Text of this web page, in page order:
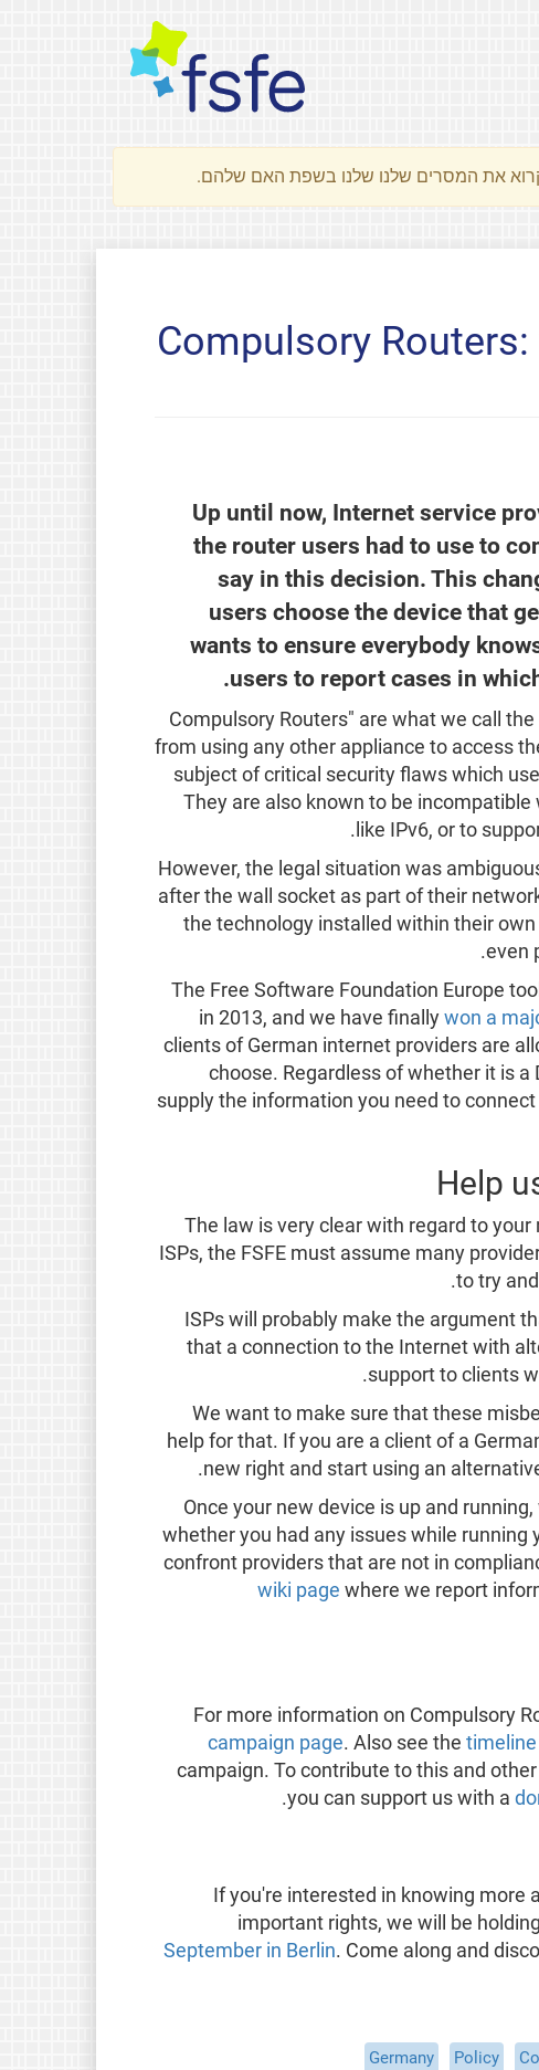
Compulsory
Up until now, Internet service
the router users had to use to
say in this decision. This
users choose the device that
wants to ensure everybody
users to report cases in
"Compulsory Routers" are what we call
from using any other appliance to access
subject of critical security flaws which
They are also known to be
like IPv6, or to
However, the legal situation was
after the wall socket as part of their
the technology installed within their
even
The Free Software Foundation Europe
in 2013, and we have finallywon a
clients of German internet providers are
choose. Regardless of whether it is
supply the information you need to
Help
The law is very clear with regard to
ISPs, the FSFE must assume many
to try
ISPs will probably make the argument
that a connection to the Internet with
support to clients
We want to make sure that these
help for that. If you are a client of a
new right and start using an
Once your new device is up and
whether you had any issues while running
confront providers that are not in
wiki page where we report
For more information on Compulsory
campaign page. Also see the
campaign. To contribute to this and
you can support us with a
.
If you're interested in knowing more
important rights, we will be
September in Berlin. Come along and
Policy
Germany